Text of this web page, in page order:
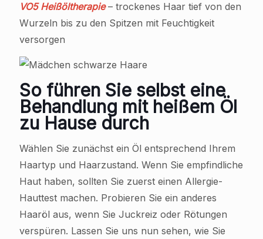
VO5 Heißöltherapie– trockenes Haar tief von den
Wurzeln bis zu den Spitzen mit Feuchtigkeit
versorgen
So führen Sie selbst eine
Behandlung mit heißem Öl
zu Hause durch
Wählen Sie zunächst ein Öl entsprechend Ihrem
Haartyp und Haarzustand. Wenn Sie empfindliche
Haut haben, sollten Sie zuerst einen Allergie-
Hauttest machen. Probieren Sie ein anderes
Haaröl aus, wenn Sie Juckreiz oder Rötungen
verspüren. Lassen Sie uns nun sehen, wie Sie